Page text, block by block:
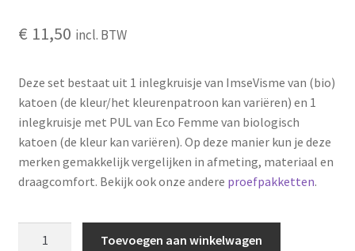
€ 11,50 incl. BTW
Deze set bestaat uit 1 inlegkruisje van ImseVisme van (bio)
katoen (de kleur/het kleurenpatroon kan variëren) en 1
inlegkruisje met PUL van Eco Femme van biologisch
katoen (de kleur kan variëren). Op deze manier kun je deze
merken gemakkelijk vergelijken in afmeting, materiaal en
draagcomfort. Bekijk ook onze andere proefpakketten.
Toevoegen aan winkelwagen